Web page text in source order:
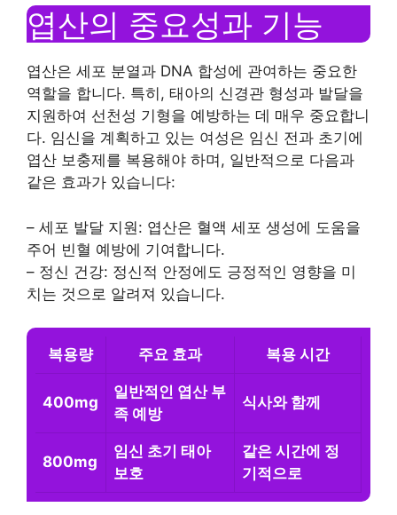
엽산의 중요성과 기능
엽산은 세포 분열과 DNA 합성에 관여하는 중요한
역할을 합니다. 특히, 태아의 신경관 형성과 발달을
지원하여 선천성 기형을 예방하는 데 매우 중요합니
다. 임신을 계획하고 있는 여성은 임신 전과 초기에
엽산 보충제를 복용해야 하며, 일반적으로 다음과
같은 효과가 있습니다:
– 세포 발달 지원: 엽산은 혈액 세포 생성에 도움을
주어 빈혈 예방에 기여합니다.
– 정신 건강: 정신적 안정에도 긍정적인 영향을 미
치는 것으로 알려져 있습니다.
복용량 주요 효과 복용 시간
400mg
일반적인 엽산 부
족 예방
식사와 함께
800mg
임신 초기 태아
보호
같은 시간에 정
기적으로